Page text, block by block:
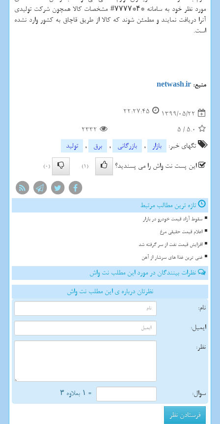
مورد نظر خود به سامانه *۴*۷۷۷۷# مشخصات کالا همچون شرکت تولیدی
آنرا دریافت نمایند و مطمئن شوند که کالا از طریق قاچاق به کشور وارد نشده
است.
منبع: netwash.ir
1399/05/22
22:27:45
5.0
/
5
2332
تگهای خبر:
بازار , بازرگانی , برق ,
تولید
این پست نت واش را می پسندید؟
(1)
(0)
تازه ترین مطالب مرتبط
سقوط آزاد قیمت خودرو در بازار
اعلام قیمت حقیقی مرغ
افزایش قیمت نفت از سر گرفته شد
غنی ترین غذا های سرشار از آهن
نظرات بینندگان در مورد این مطلب نت واش
نظرتان درباره ی این مطلب نت واش
نام:
ایمیل:
نظر:
سوال: = ۱ بعلاوه ۳